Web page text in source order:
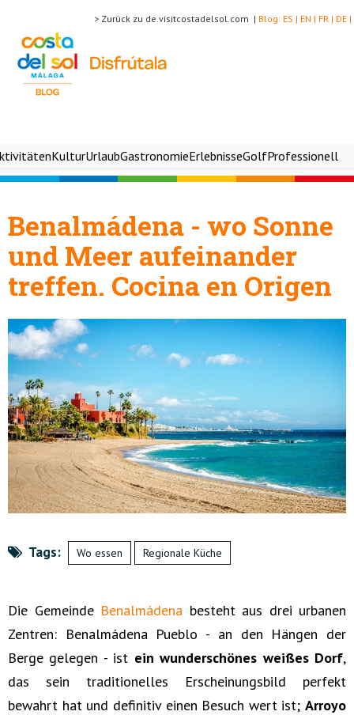
DE |
FR |
EN |
ES |
Blog:
> Zurück zu de.visitcostadelsol.com |
KulturUrlaubGastronomieErlebnisseGolfProfessionell
Benalmádena - wo Sonne
und Meer aufeinander
treffen. Cocina en Origen
Tags: Wo essen Regionale Küche
Die Gemeinde Benalmádena besteht aus drei urbanen
Zentren: Benalmádena Pueblo - an den Hängen der
Berge gelegen - ist ein wunderschönes weißes Dorf,
das sein traditionelles Erscheinungsbild perfekt
bewahrt hat und definitiv einen Besuch wert ist; Arroyo